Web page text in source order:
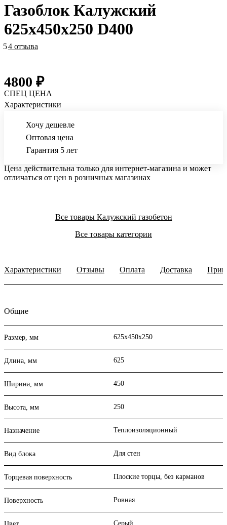
Газоблок Калужский
625х450х250 D400
54 отзыва
4800 ₽
СПЕЦ ЦЕНА
Характеристики
Хочу дешевле
Оптовая цена
Гарантия 5 лет
Цена действительна только для интернет-магазина и может
отличаться от цен в розничных магазинах
Все товары Калужский газобетон
Все товары категории
Характеристики Отзывы Оплата Доставка
Общие
Размер, мм 625х450х250
Длина, мм 625
Ширина, мм 450
Высота, мм 250
Назначение Теплоизоляционный
Вид блока Для стен
Торцевая поверхность Плоские торцы, без карманов
Поверхность Ровная
Серый